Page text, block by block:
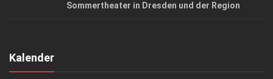
Sommertheater in Dresden und der Region
Kalender